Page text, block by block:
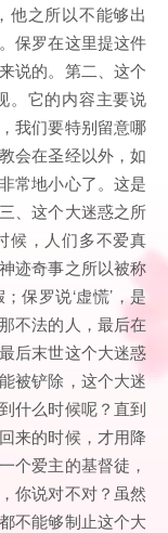
他之所以不能够出
保罗在这里提这件
说的。第二、这个
。它的内容主要说
我们要特别留意哪
会在圣经以外，如
常地小心了。这是
、这个大迷惑之所
候，人们多不爱真
迹奇事之所以被称
保罗说‘虚慌’，是
不法的人，最后在
后末世这个大迷惑
被铲除，这个大迷
什么时候呢？直到
来的时候，才用降
个爱主的基督徒，
你说对不对？虽然
不能够制止这个大